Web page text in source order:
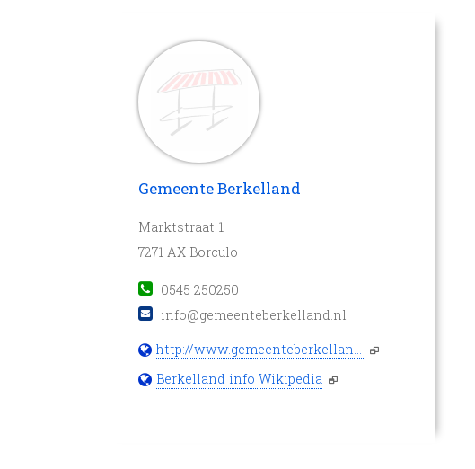
Gemeente Berkelland
Marktstraat 1
7271 AX Borculo
0545 250250
info@gemeenteberkelland.nl
http://www.gemeenteberkelland.nl/
Berkelland info Wikipedia